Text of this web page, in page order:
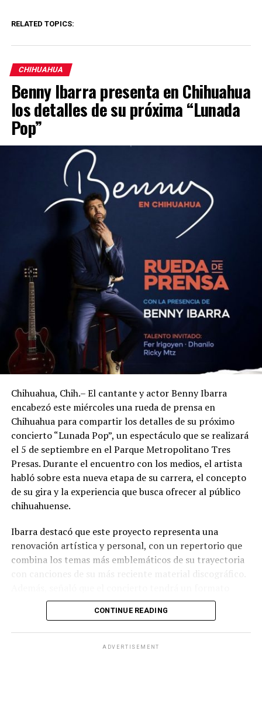
RELATED TOPICS:
CHIHUAHUA
Benny Ibarra presenta en Chihuahua
los detalles de su próxima “Lunada
Pop”
Chihuahua, Chih.– El cantante y actor Benny Ibarra
encabezó este miércoles una rueda de prensa en
Chihuahua para compartir los detalles de su próximo
concierto “Lunada Pop”, un espectáculo que se realizará
el 5 de septiembre en el Parque Metropolitano Tres
Presas. Durante el encuentro con los medios, el artista
habló sobre esta nueva etapa de su carrera, el concepto
de su gira y la experiencia que busca ofrecer al público
chihuahuense.
Ibarra destacó que este proyecto representa una
renovación artística y personal, con un repertorio que
combina los temas más emblemáticos de su trayectoria
con canciones de su más reciente material discográfico.
pensado para disfrutarse al aire libre, acompañado de
propuestas gastronómicas, talento local y una
atmósfera de convivencia.
CONTINUE READING
ADVERTISEMENT